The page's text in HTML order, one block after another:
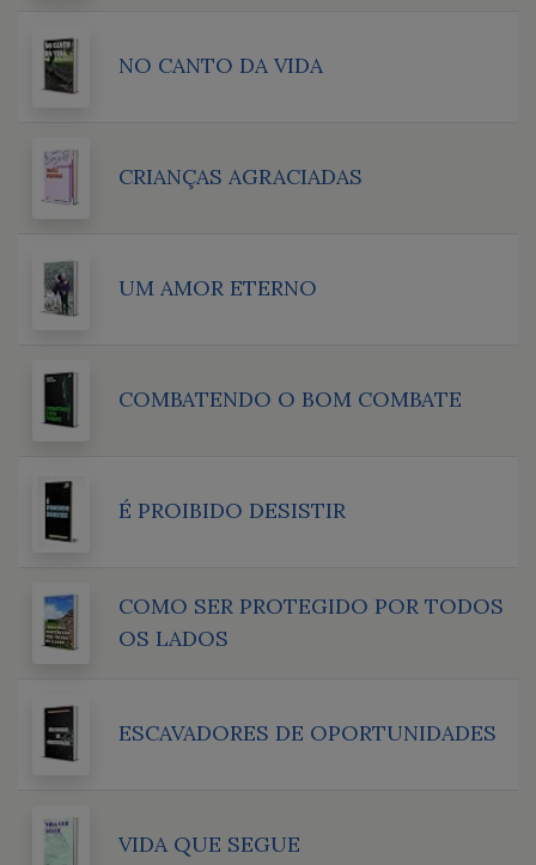
NO CANTO DA VIDA
CRIANÇAS AGRACIADAS
UM AMOR ETERNO
COMBATENDO O BOM COMBATE
É PROIBIDO DESISTIR
COMO SER PROTEGIDO POR TODOS
OS LADOS
ESCAVADORES DE OPORTUNIDADES
VIDA QUE SEGUE